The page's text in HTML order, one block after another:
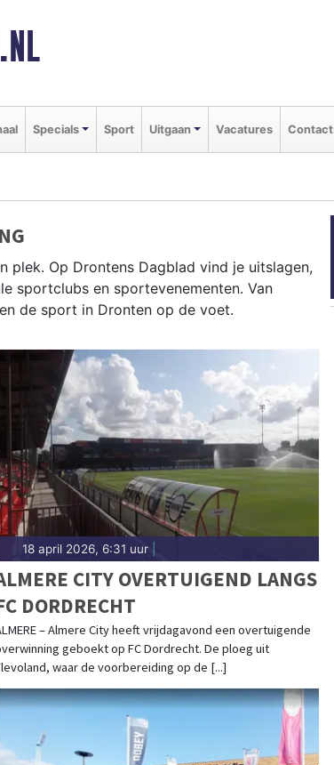
Specials Sport Uitgaan Vacatures Contact
plek. Op Drontens Dagblad vind je uitslagen,
sportclubs en sportevenementen. Van
de sport in Dronten op de voet.
in de Flevolandse polder en zeilen op het
gemeenschap. Blijf op de hoogte van alle
18 april 2026, 6:31 uur|
CITY OVERTUIGEND LANGS
DORDRECHT
– Almere City heeft vrijdagavond een overtuigende
geboekt op FC Dordrecht. De ploeg uit
waar de voorbereiding op de [...]